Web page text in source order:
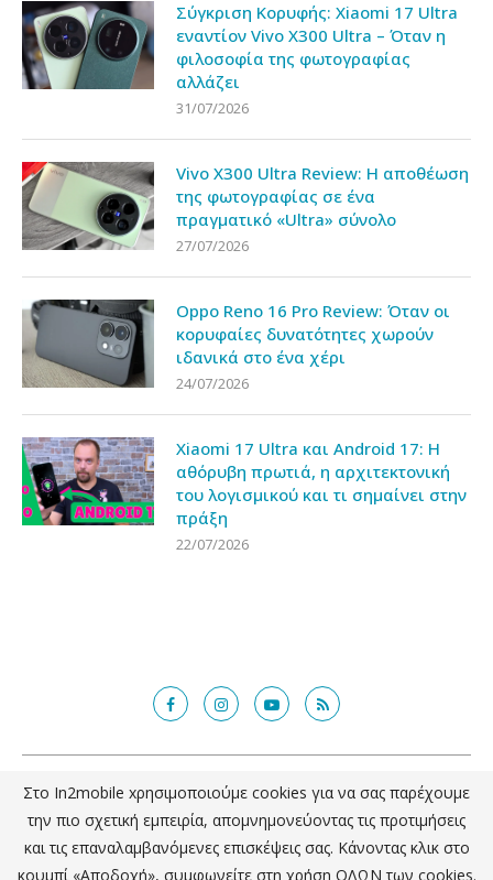
Σύγκριση Κορυφής: Xiaomi 17 Ultra
εναντίον Vivo X300 Ultra – Όταν η
φιλοσοφία της φωτογραφίας
αλλάζει
31/07/2026
Vivo X300 Ultra Review: Η αποθέωση
της φωτογραφίας σε ένα
πραγματικό «Ultra» σύνολο
27/07/2026
Oppo Reno 16 Pro Review: Όταν οι
κορυφαίες δυνατότητες χωρούν
ιδανικά στο ένα χέρι
24/07/2026
Xiaomi 17 Ultra και Android 17: Η
αθόρυβη πρωτιά, η αρχιτεκτονική
του λογισμικού και τι σημαίνει στην
πράξη
22/07/2026
@2018 - in2mobile.gr. All Right Reserved. Designed and developed by
mcde.gr
ΕΠΙΣΤΡΟΦΗ ΣΤΗΝ ΚΟΡΥΦΗ
Στο In2mobile xρησιμοποιούμε cookies για να σας παρέχουμε
την πιο σχετική εμπειρία, απομνημονεύοντας τις προτιμήσεις
και τις επαναλαμβανόμενες επισκέψεις σας. Κάνοντας κλικ στο
κουμπί «Αποδοχή», συμφωνείτε στη χρήση ΟΛΩΝ των cookies.